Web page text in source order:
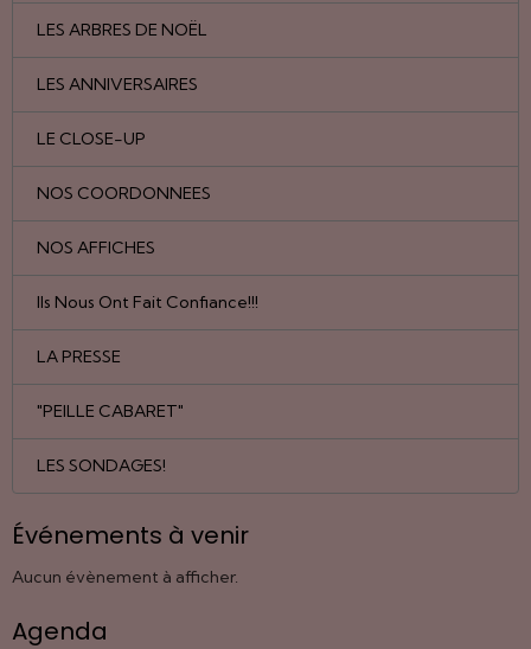
LES ARBRES DE NOËL
LES ANNIVERSAIRES
LE CLOSE-UP
NOS COORDONNEES
NOS AFFICHES
Ils Nous Ont Fait Confiance!!!
LA PRESSE
"PEILLE CABARET"
LES SONDAGES!
Événements à venir
Aucun évènement à afficher.
Agenda